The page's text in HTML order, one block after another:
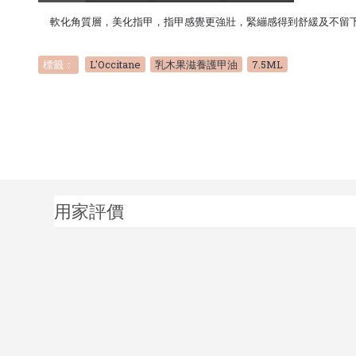
軟化角質層，美化指甲，指甲感覺更強壯，緊繃感得到舒緩及不留
標籤： L'Occitane 乳木果滋養護甲油 7.5ML
用家評價